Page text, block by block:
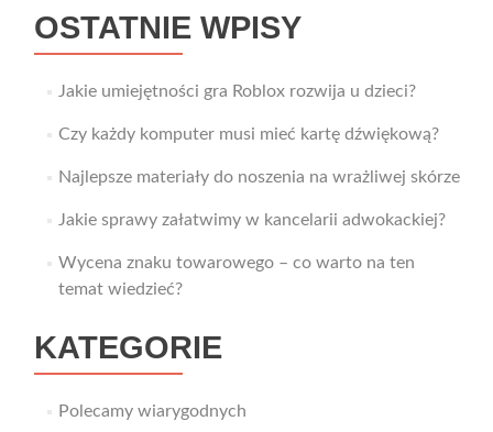
OSTATNIE WPISY
Jakie umiejętności gra Roblox rozwija u dzieci?
Czy każdy komputer musi mieć kartę dźwiękową?
Najlepsze materiały do noszenia na wrażliwej skórze
Jakie sprawy załatwimy w kancelarii adwokackiej?
Wycena znaku towarowego – co warto na ten
temat wiedzieć?
KATEGORIE
Polecamy wiarygodnych